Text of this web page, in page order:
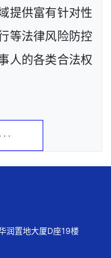
提供富有针对性
等法律风险防控
人的各类合法权
·
润置地大厦D座19楼